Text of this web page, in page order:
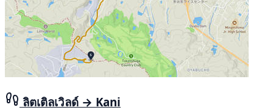
ลิตเติลเวิลด์ → Kani